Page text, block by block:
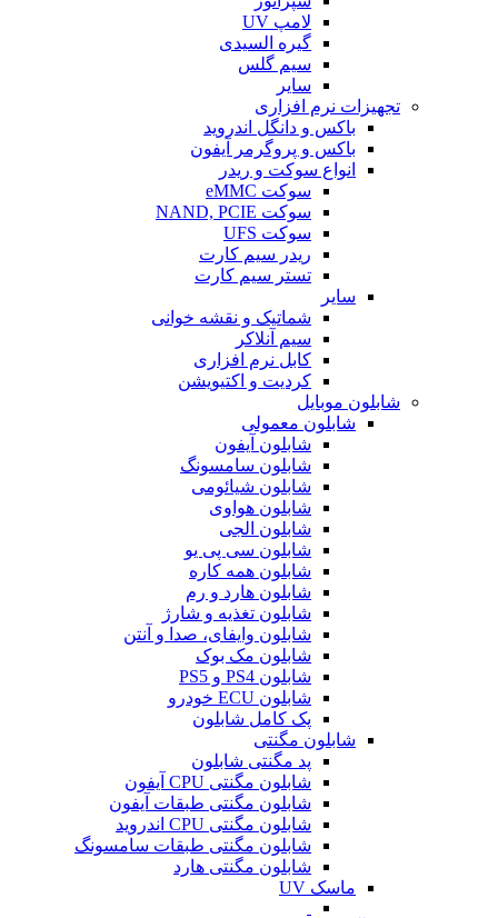
لامپ UV
گیره السیدی
سیم گلس
سایر
تجهیزات نرم افزاری
باکس و دانگل اندروید
باکس و پروگرمر آیفون
انواع سوکت و ریدر
سوکت eMMC
سوکت NAND, PCIE
سوکت UFS
ریدر سیم کارت
تستر سیم کارت
سایر
شماتیک و نقشه خوانی
سیم آنلاکر
کابل نرم افزاری
کردیت و اکتیویشن
شابلون موبایل
شابلون معمولی
شابلون آیفون
شابلون سامسونگ
شابلون شیائومی
شابلون هواوی
شابلون الجی
شابلون سی پی یو
شابلون همه کاره
شابلون هارد و رم
شابلون تغذیه و شارژ
شابلون وایفای، صدا و آنتن
شابلون مک بوک
شابلون PS4 و PS5
شابلون ECU خودرو
پک کامل شابلون
شابلون مگنتی
پد مگنتی شابلون
شابلون مگنتی CPU آیفون
شابلون مگنتی طبقات آیفون
شابلون مگنتی CPU اندروید
شابلون مگنتی طبقات سامسونگ
شابلون مگنتی هارد
ماسک UV